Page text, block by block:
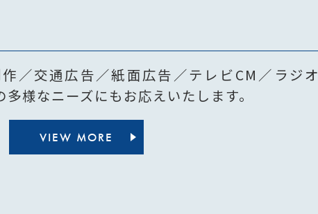
／交通広告／紙面広告／テレビCM／ラジオ
様なニーズにもお応えいたします。
VIEW MORE